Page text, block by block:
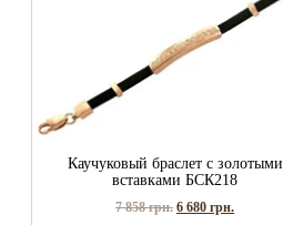
Каучуковый браслет с золотыми
вставками БСК218
7 858грн. 6 680грн.